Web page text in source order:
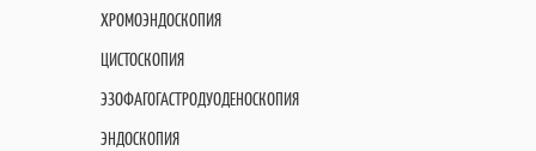
ХРОМОЭНДОСКОПИЯ
ЦИСТОСКОПИЯ
ЭЗОФАГОГАСТРОДУОДЕНОСКОПИЯ
ЭНДОСКОПИЯ